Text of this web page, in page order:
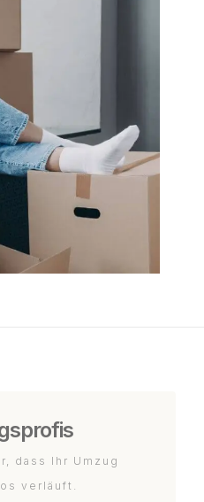
dass Ihr Umzug
verläuft.